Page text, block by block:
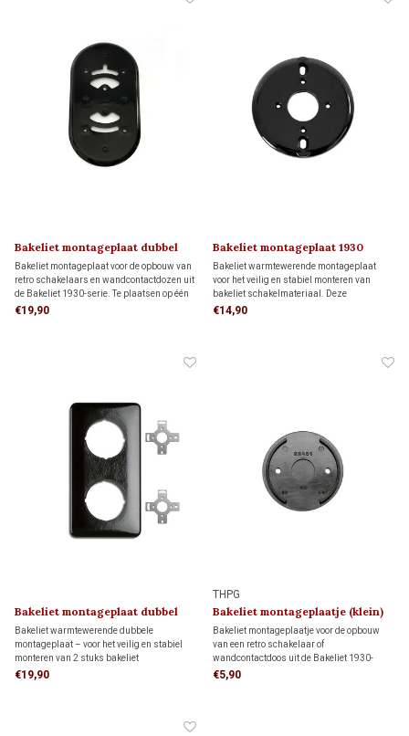
Bakeliet montageplaat dubbel
1930
Bakeliet montageplaat voor de opbouw van
retro schakelaars en wandcontactdozen uit
de Bakeliet 1930-serie. Te plaatsen op één
inbouwdoos of direct op de wand. Voor een
€19,90
Bakeliet montageplaat 1930
Bakeliet warmtewerende montageplaat
voor het veilig en stabiel monteren van
bakeliet schakelmateriaal. Deze
montageplaat past op één inbouwdoos,
€14,90
Bakeliet montageplaat dubbel
1930
Bakeliet warmtewerende dubbele
montageplaat – voor het veilig en stabiel
monteren van 2 stuks bakeliet
schakelmateriaal. Dankzij de bijgeleverde
€19,90
THPG
Bakeliet montageplaatje (klein)
1930
Bakeliet montageplaatje voor de opbouw
van een retro schakelaar of
wandcontactdoos uit de Bakeliet 1930-
serie. Uitsluitend geschikt voor directe
€5,90